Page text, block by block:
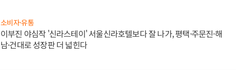
소비자·유통
이부진 야심작 '신라스테이' 서울신라호텔보다 잘 나가, 평택·주문진·해
남·건대로 성장판 더 넓힌다